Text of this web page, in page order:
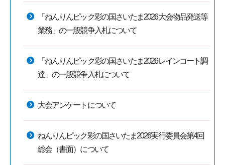
「ねんりんピック彩の国さいたま2026大会物品発送等
業務」の一般競争入札について
「ねんりんピック彩の国さいたま2026レインコート調
達」の一般競争入札について
大会アンケートについて
ねんりんピック彩の国さいたま2026実行委員会第4回
総会（書面）について